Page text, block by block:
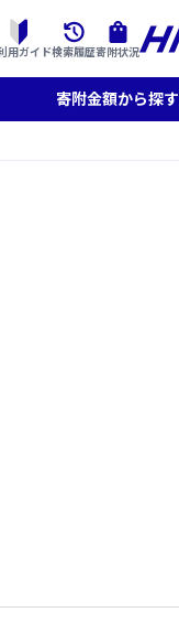
用ガイド検索履歴寄附状況
寄附金額から探す